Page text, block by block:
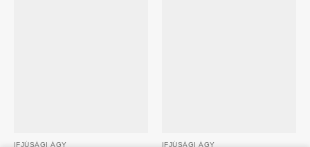
IFJÚSÁGI ÁGY IFJÚSÁGI ÁGY